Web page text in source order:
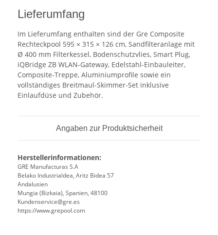
Lieferumfang
Im Lieferumfang enthalten sind der Gre Composite
Rechteckpool 595 × 315 × 126 cm, Sandfilteranlage mit
Ø 400 mm Filterkessel, Bodenschutzvlies, Smart Plug,
iQBridge ZB WLAN-Gateway, Edelstahl-Einbauleiter,
Composite-Treppe, Aluminiumprofile sowie ein
vollständiges Breitmaul-Skimmer-Set inklusive
Einlaufdüse und Zubehör.
Angaben zur Produktsicherheit
Herstellerinformationen:
GRE Manufacturas S.A
Belako Industrialdea, Aritz Bidea 57
Andalusien
Mungia (Bizkaia), Spanien, 48100
Kundenservice@gre.es
https://www.grepool.com